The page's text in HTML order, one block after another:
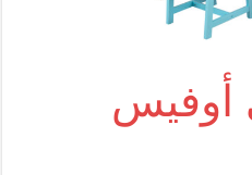
أوفيس